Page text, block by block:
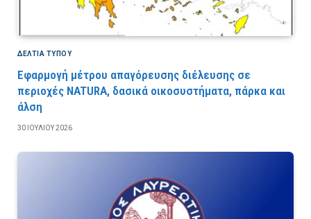
ΔΕΛΤΙΑ ΤΥΠΟΥ
Εφαρμογή μέτρου απαγόρευσης διέλευσης σε
περιοχές NATURA, δασικά οικοσυστήματα, πάρκα και
άλση
30 ΙΟΥΛΊΟΥ 2026